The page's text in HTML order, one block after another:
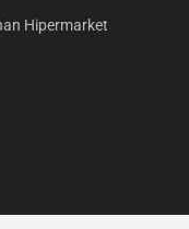
Hipermarket